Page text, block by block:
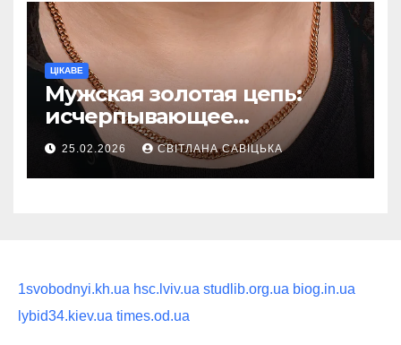
ЦІКАВЕ
Мужская золотая цепь:
исчерпывающее
руководство по выбору
статусного украшения
25.02.2026 СВІТЛАНА САВІЦЬКА
1svobodnyi.kh.ua hsc.lviv.ua studlib.org.ua biog.in.ua
lybid34.kiev.ua times.od.ua